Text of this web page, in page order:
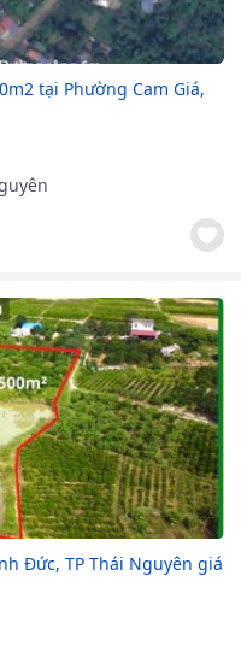
tại Phường Cam Giá,
Đức, TP Thái Nguyên giá